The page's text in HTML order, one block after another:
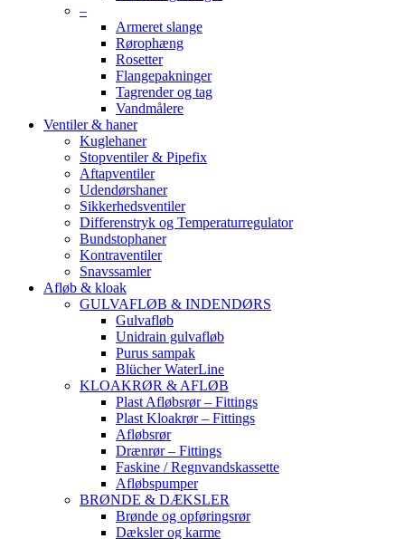
–
Armeret slange
Rørophæng
Rosetter
Flangepakninger
Tagrender og tag
Vandmålere
Ventiler & haner
Kuglehaner
Stopventiler & Pipefix
Aftapventiler
Udendørshaner
Sikkerhedsventiler
Differenstryk og Temperaturregulator
Bundstophaner
Kontraventiler
Snavssamler
Afløb & kloak
GULVAFLØB & INDENDØRS
Gulvafløb
Unidrain gulvafløb
Purus sampak
Blücher WaterLine
KLOAKRØR & AFLØB
Plast Afløbsrør – Fittings
Plast Kloakrør – Fittings
Afløbsrør
Drænrør – Fittings
Faskine / Regnvandskassette
Afløbspumper
BRØNDE & DÆKSLER
Brønde og opføringsrør
Dæksler og karme